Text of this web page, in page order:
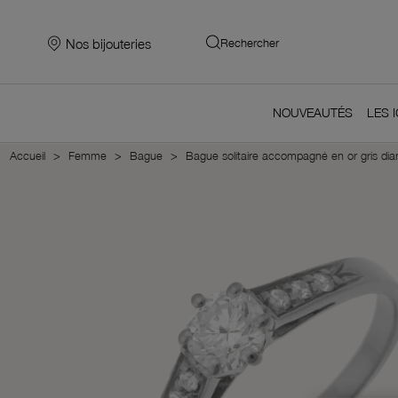
Nos bijouteries Rechercher
NOUVEAUTÉS LES
Accueil Femme Bague Bague solitaire accompagné en or gris